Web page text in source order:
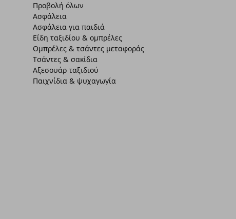
Προβολή όλων
Ασφάλεια
Ασφάλεια για παιδιά
Είδη ταξιδίου & ομπρέλες
Ομπρέλες & τσάντες μεταφοράς
Τσάντες & σακίδια
Αξεσουάρ ταξιδιού
Παιχνίδια & ψυχαγωγία